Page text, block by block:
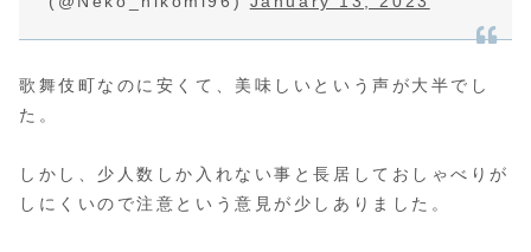
歌舞伎町なのに安くて、美味しいという声が大半でし
た。
しかし、少人数しか入れない事と長居しておしゃべりが
しにくいので注意という意見が少しありました。